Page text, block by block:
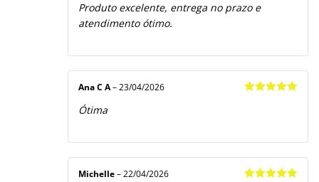
de 5
Produto excelente, entrega no prazo e
atendimento ótimo.
Ana C A– 23/04/2026
Ótima
Michelle – 22/04/2026